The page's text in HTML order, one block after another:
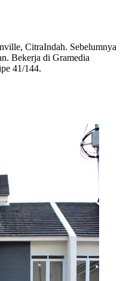
CitraIndah. Sebelumnya
Bekerja di Gramedia
41/144.